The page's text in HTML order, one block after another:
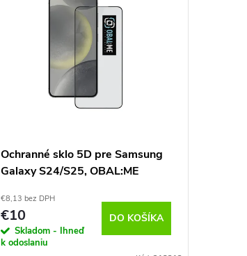
Ochranné sklo 5D pre Samsung
Galaxy S24/S25, OBAL:ME
€8,13 bez DPH
€10
Skladom - Ihneď
k odoslaniu
DO KOŠÍKA